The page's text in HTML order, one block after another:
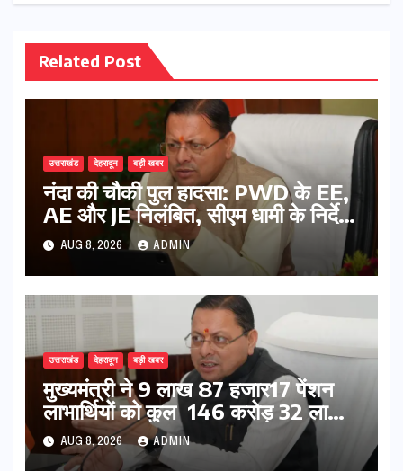
Related Post
उत्तराखंड देहरादून बड़ी खबर
नंदा की चौकी पुल हादसा: PWD के EE,
AE और JE निलंबित, सीएम धामी के निर्देश
पर सख्त कार्रवाई
AUG 8, 2026 ADMIN
उत्तराखंड देहरादून बड़ी खबर
मुख्यमंत्री ने 9 लाख 87 हजार17 पेंशन
लाभार्थियों को कुल 146 करोड़ 32 लाख
की पेंशन राशि का किया भुगतान
AUG 8, 2026 ADMIN